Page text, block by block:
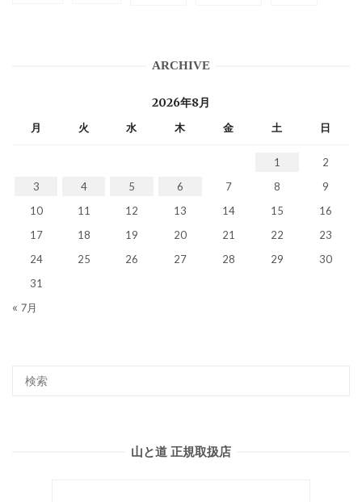
ARCHIVE
2026年8月
月 火 水 木 金 土 日
1
2
3
4 5 6 7 8
9
10
11 12 13 14 15
16
17
18 19 20 21 22
23
24
25 26 27 28 29
30
31
« 7月
山と道 正規取扱店